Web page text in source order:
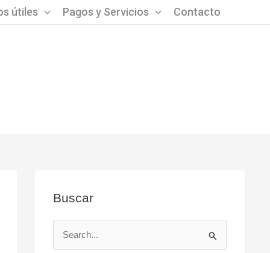
útiles Pagos y Servicios Contacto
Buscar